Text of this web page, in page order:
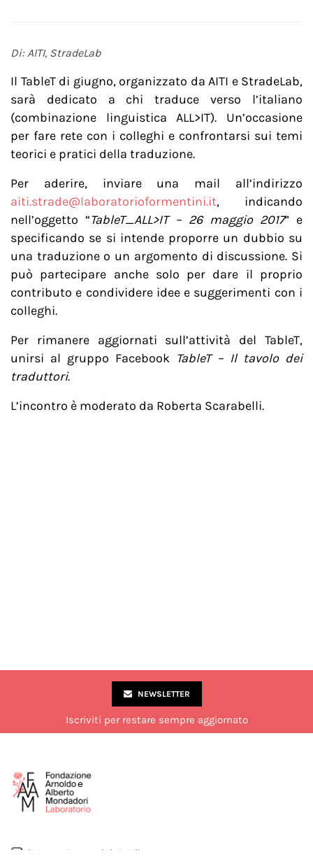
Di: AITI, StradeLab
Il TableT di giugno, organizzato da AITI e StradeLab,
sarà dedicato a chi traduce verso l’italiano
(combinazione linguistica ALL>IT). Un’occasione
per fare rete con i colleghi e confrontarsi sui temi
teorici e pratici della traduzione.
Per aderire, inviare una mail all’indirizzo
aiti.strade@laboratorioformentini.it, indicando
nell’oggetto “TableT_ALL>IT – 26 maggio 2017” e
specificando se si intende proporre un dubbio su
una traduzione o un argomento di discussione. Si
può partecipare anche solo per dare il proprio
contributo e condividere idee e suggerimenti con i
colleghi.
Per rimanere aggiornati sull’attività del TableT,
unirsi al gruppo Facebook TableT – Il tavolo dei
traduttori.
L’incontro è moderato da Roberta Scarabelli.
NEWSLETTER
Iscriviti per restare sempre aggiornato
Via Marco Formentini 10, Milano